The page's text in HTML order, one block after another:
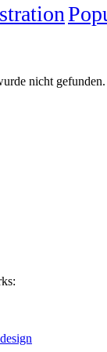
nicht gefunden.